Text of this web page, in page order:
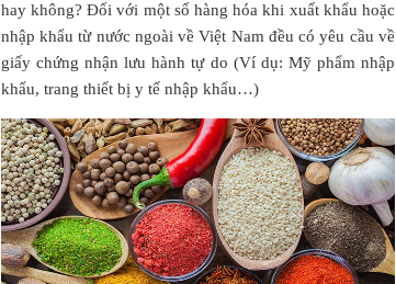
hay không? Đối với một số hàng hóa khi xuất khẩu hoặc
nhập khẩu từ nước ngoài về Việt Nam đều có yêu cầu về
giấy chứng nhận lưu hành tự do (Ví dụ: Mỹ phẩm nhập
khẩu, trang thiết bị y tế nhập khẩu…)